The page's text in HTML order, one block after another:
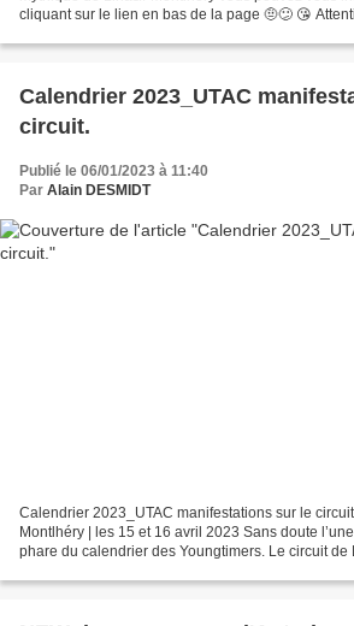
cliquant sur le lien en bas de la page 🤨😕 😘
Calendrier 2023_UTAC
circuit.
Publié le 06/01/2023 à 11:40
Par Alain DESMIDT
Calendrier 2023_UTAC manifestations sur le
Montlhéry | les 15 et 16 avril 2023 Sans doute
phare du calendrier des Youngtimers. Le circuit de